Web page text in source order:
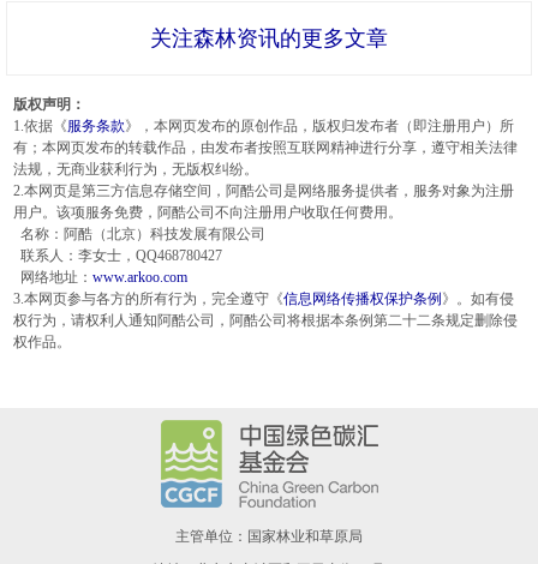
关注森林资讯的更多文章
版权声明：
1.依据《服务条款》，本网页发布的原创作品，版权归发布者（即注册用户）所
有；本网页发布的转载作品，由发布者按照互联网精神进行分享，遵守相关法律
法规，无商业获利行为，无版权纠纷。
2.本网页是第三方信息存储空间，阿酷公司是网络服务提供者，服务对象为注册
用户。该项服务免费，阿酷公司不向注册用户收取任何费用。
名称：阿酷（北京）科技发展有限公司
联系人：李女士，QQ468780427
网络地址： www.arkoo.com
3.本网页参与各方的所有行为，完全遵守《信息网络传播权保护条例 》。如有侵
权行为，请权利人通知阿酷公司，阿酷公司将根据本条例第二十二条规定删除侵
权作品。
主管单位：国家林业和草原局